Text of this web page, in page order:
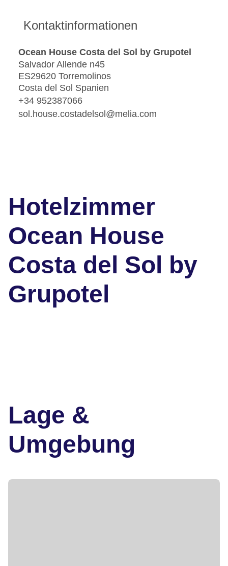
Kontaktinformationen
Ocean House Costa del Sol by Grupotel
Salvador Allende n45
ES29620 Torremolinos
Costa del Sol Spanien
+34 952387066
sol.house.costadelsol@melia.com
Hotelzimmer
Ocean House
Costa del Sol by
Grupotel
Lage &
Umgebung